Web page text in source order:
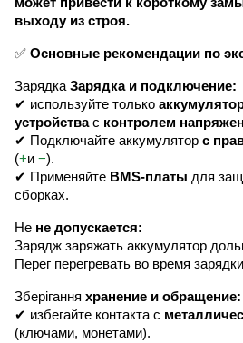
может привести к короткому
выходу из строя.
✅ Основные рекомендации по
ЗарядкаЗарядка и подключение:
✔ используйте только
устройствас контролем
✔ Подключайте аккумулятор с
(+и −).
✔ Применяйте BMS-платы для
сборках.
Не не допускается:
Зарядж заряжать аккумулятор
Перег перегревать во время
Зберігання хранение и обращение:
✔ избегайте контакта с
(ключами, монетами).